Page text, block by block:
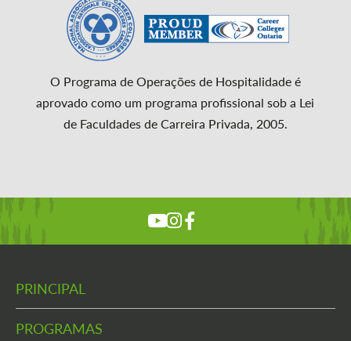
O Programa de Operações de Hospitalidade é
aprovado como um programa profissional sob a Lei
de Faculdades de Carreira Privada, 2005.
PRINCIPAL
PROGRAMAS